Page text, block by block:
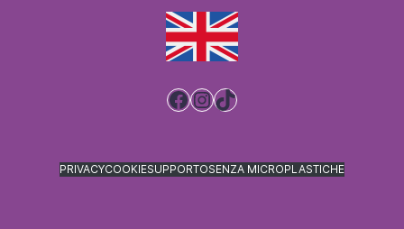
Facebook
Instagram
TikTok
PRIVACYCOOKIESUPPORTOSENZA MICROPLASTICHE